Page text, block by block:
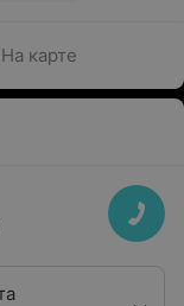
На карте